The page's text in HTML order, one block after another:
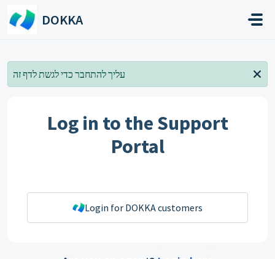
Skip to main content
DOKKA
עליך להתחבר כדי לגשת לדף זה
Log in to the Support
Portal
Login for DOKKA customers